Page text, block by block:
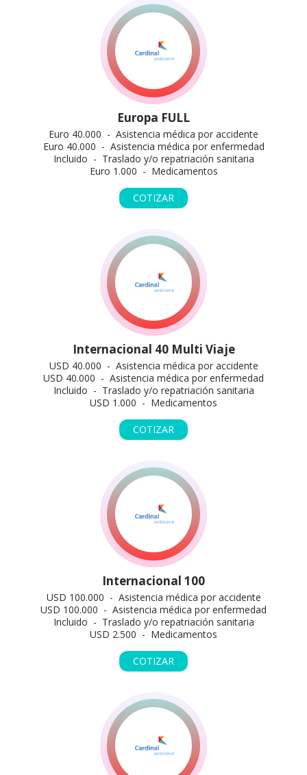
Europa FULL
Euro 40.000 - Asistencia médica por accidente
Euro 40.000 - Asistencia médica por enfermedad
Incluido - Traslado y/o repatriación sanitaria
Euro 1.000 - Medicamentos
COTIZAR
Internacional 40 Multi Viaje
USD 40.000 - Asistencia médica por accidente
USD 40.000 - Asistencia médica por enfermedad
Incluido - Traslado y/o repatriación sanitaria
USD 1.000 - Medicamentos
COTIZAR
Internacional 100
USD 100.000 - Asistencia médica por accidente
USD 100.000 - Asistencia médica por enfermedad
Incluido - Traslado y/o repatriación sanitaria
USD 2.500 - Medicamentos
COTIZAR